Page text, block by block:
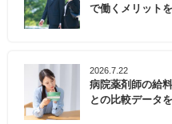
で働くメリット
2026.7.22
病院薬剤師の給
との比較データ